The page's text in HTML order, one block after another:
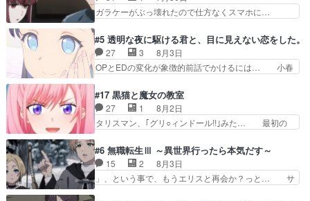
で視聴しました。視…
ったらちゅー先輩か。しれっと相方… 第５話感
想：コ□した相手にも家族や…､戦… つらい回
ナとミミも可愛かった2人の関係… 確かに相手に
も家族や大切な人はいるけど、… 白シャツが作業
着みたいなもんなんですかね…
ガラケーがぶっ壊れたので仕方なくスマホに…
はり出オチ感が否めず、エピソードの打率… 田山
さんが佐々木さんに沼っていく…こんな… 佐々木
さん、腕フェチなんですね笑最近まじ… 佐々木が
ガラケーからスマホに変えるって、… もうドラマ
ゃわない？佐々木さんの優しさ… 先行で見た時よ
り2人のやり取りに癒しを感… ABEMA版の7〜8
話佐々木が実年齢以上…
#5 透明な夜に駆ける君と、目に見えない恋をした。
27 3
8月3日
OPとEDの変化が象徴的前話でかけるには… 小春
か、こんな風に見えてるのかぁ。かける… 完全な
両片思いになりましたねぇ…OPとE… 余計な物
は描かず白く靄がかった小春ちゃん… 光も感じな
い完全な盲目なんやね…おめかし… 母役に能登さ
も描かれていて良かった本当… 股に海豚を挟み水
上バスでの会話を反芻…恋… OPEDとも無人バー
ジョンから主人公２人…
#17 黒猫と魔女の教室
27 1
8月2日
タリスマン、｢グリ○ィンドール!!｣みた… 最初の
ホントスピカが大好きだよね。ツン… 一等級ポテ
ンシャルのアリアちゃん可愛くて… そういや、ア
リアは能力は最上級のくせに、… とうとうアリア
と直接競う場がきたこれまで… 毎度ながらのスピ
#6 無職転生Ⅲ ～異世界行ったら本気だす～
15 2
8月3日
」、という事で、もうエリスと再会か？っと… サ